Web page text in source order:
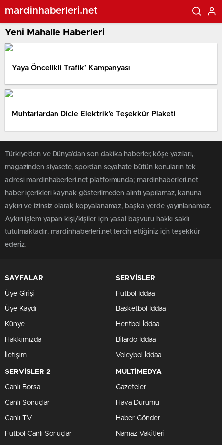
mardinhaberleri.net
Yeni Mahalle Haberleri
Yaya Öncelikli Trafik’ Kampanyası
Muhtarlardan Dicle Elektrik’e Teşekkür Plaketi
Türkiye'den ve Dünya’dan son dakika haberler, köşe yazıları,
magazinden siyasete, spordan seyahate bütün konuların tek
adresi mardinhaberleri.net platformunda; mardinhaberleri.net
haber içerikleri kaynak gösterilmeden alıntı yapılamaz, kanuna
aykırı ve izinsiz olarak kopyalanamaz, başka yerde yayınlanamaz.
Aykırı işlem yapan kişi/kişiler için yasal başvuru hakkı saklı
tutulmaktadır. mardinhaberleri.net tercih ettiğiniz için teşekkür
ederiz.
SAYFALAR
Üye Girişi
Üye Kaydı
Künye
Hakkımızda
İletişim
SERVİSLER
Futbol İddaa
Basketbol İddaa
Hentbol İddaa
Bilardo İddaa
Voleybol İddaa
SERVİSLER 2
Canlı Borsa
Canlı Sonuçlar
Canlı TV
Futbol Canlı Sonuçlar
MULTİMEDYA
Gazeteler
Hava Durumu
Haber Gönder
Namaz Vakitleri